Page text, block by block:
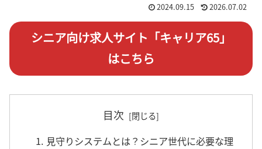
2024.09.15 2026.07.02
シニア向け求人サイト「キャリア65」
はこちら
目次
1. 見守りシステムとは？シニア世代に必要な理